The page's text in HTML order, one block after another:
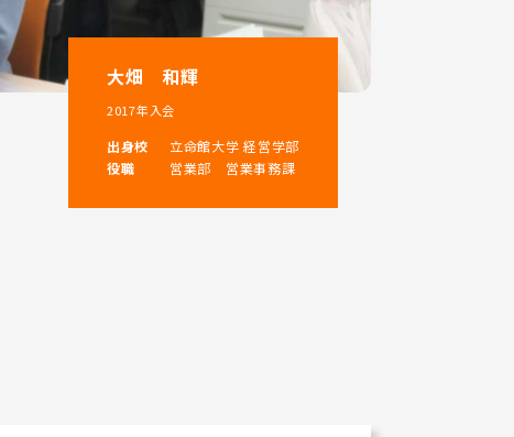
大畑 和輝
2017年入会
出身校
立命館大学 経営学部
役職
営業部 営業事務課